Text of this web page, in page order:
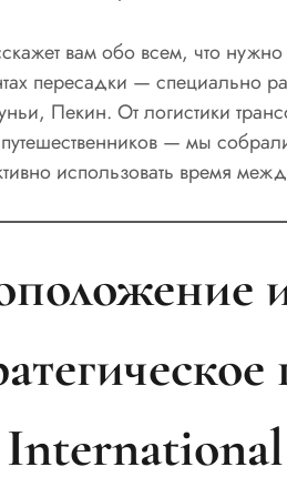
вам обо всем, что
пересадки — специально
Пекин. От логистики
— мы
использовать время